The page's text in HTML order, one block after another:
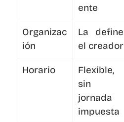
ente
Organizac
ión
La define
el creador
Horario
Flexible,
sin
jornada
impuesta